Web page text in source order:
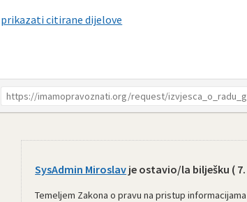
prikazati citirane dijelove
SysAdmin Miroslav je ostavio/la bilješku (
Temeljem Zakona o pravu na pristup